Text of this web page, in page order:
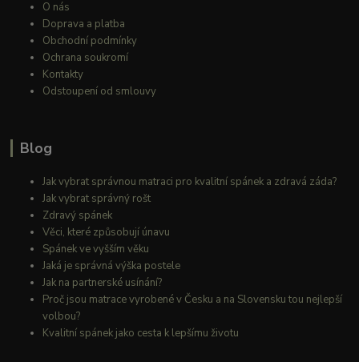
O nás
Doprava a platba
Obchodní podmínky
Ochrana soukromí
Kontakty
Odstoupení od smlouvy
Blog
Jak vybrat správnou matraci pro kvalitní spánek a zdravá záda?
Jak vybrat správný rošt
Zdravý spánek
Věci, které způsobují únavu
Spánek ve vyšším věku
Jaká je správná výška postele
Jak na partnerské usínání?
Proč jsou matrace vyrobené v Česku a na Slovensku tou nejlepší
volbou?
Kvalitní spánek jako cesta k lepšímu životu